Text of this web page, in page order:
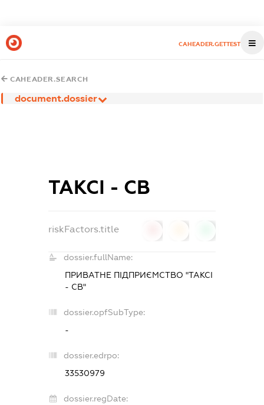
CAHEADER.GETTEST
CAHEADER.SEARCH
document.dossier
ТАКСІ - СВ
riskFactors.title
dossier.fullName:
ПРИВАТНЕ ПІДПРИЄМСТВО "ТАКСІ
- СВ"
dossier.opfSubType:
-
dossier.edrpo:
33530979
dossier.regDate: